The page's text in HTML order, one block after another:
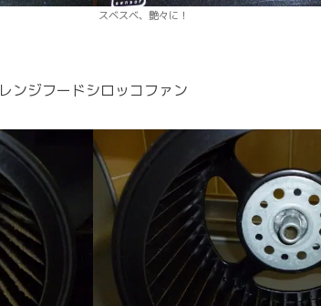
スベスベ、艶々に！
レンジフードシロッコファン